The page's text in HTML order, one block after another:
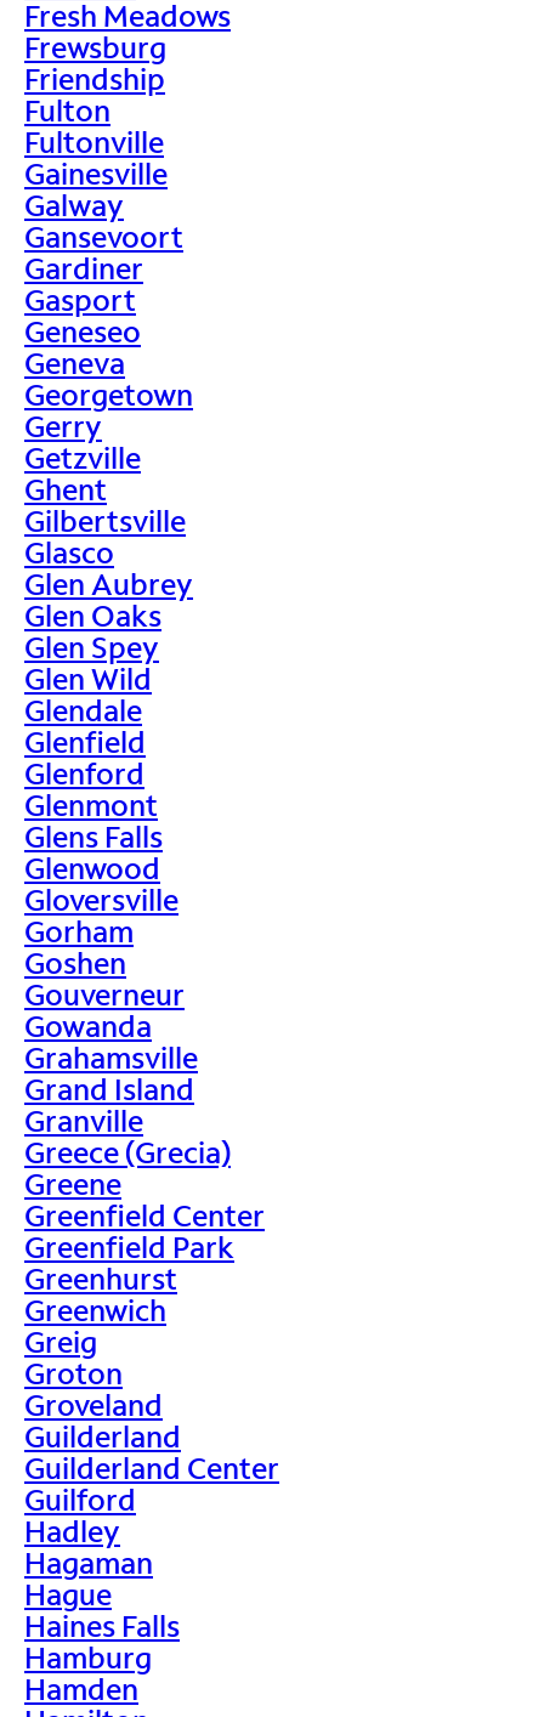
Fresh Meadows
Frewsburg
Friendship
Fulton
Fultonville
Gainesville
Galway
Gansevoort
Gardiner
Gasport
Geneseo
Geneva
Georgetown
Gerry
Getzville
Ghent
Gilbertsville
Glasco
Glen Aubrey
Glen Oaks
Glen Spey
Glen Wild
Glendale
Glenfield
Glenford
Glenmont
Glens Falls
Glenwood
Gloversville
Gorham
Goshen
Gouverneur
Gowanda
Grahamsville
Grand Island
Granville
Greece (Grecia)
Greene
Greenfield Center
Greenfield Park
Greenhurst
Greenwich
Greig
Groton
Groveland
Guilderland
Guilderland Center
Guilford
Hadley
Hagaman
Hague
Haines Falls
Hamburg
Hamden